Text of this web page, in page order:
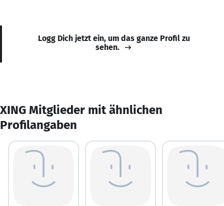
Logg Dich jetzt ein, um das ganze Profil zu
sehen.
XING Mitglieder mit ähnlichen
Profilangaben